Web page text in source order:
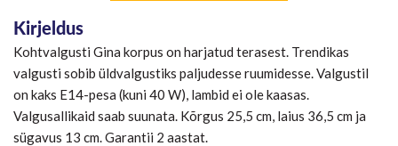
Kirjeldus
Kohtvalgusti Gina korpus on harjatud terasest. Trendikas
valgusti sobib üldvalgustiks paljudesse ruumidesse. Valgustil
on kaks E14-pesa (kuni 40 W), lambid ei ole kaasas.
Valgusallikaid saab suunata. Kõrgus 25,5 cm, laius 36,5 cm ja
sügavus 13 cm. Garantii 2 aastat.